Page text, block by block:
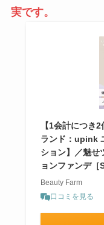
実です。
【1会計につき
ランド：upink
ション】／魅せ
ョンファンデ［
Beauty Farm
口コミを見る